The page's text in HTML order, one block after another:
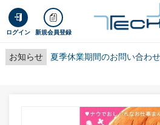
ログイン 新規会員登録
お知らせ 夏季休業期間のお問い合わ